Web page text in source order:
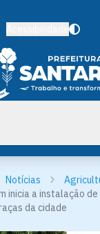
Notícias
inicia a instalação de
da cidade